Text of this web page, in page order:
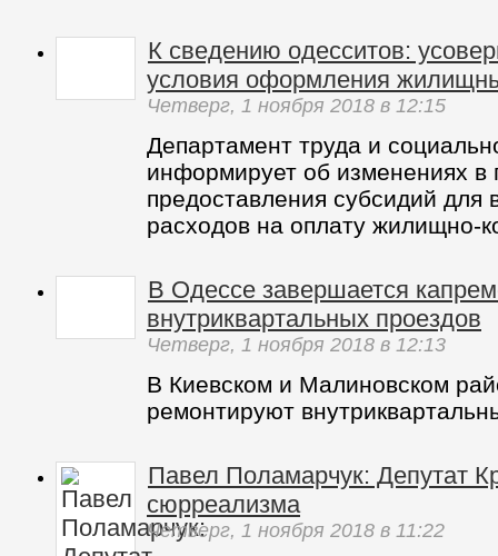
К сведению одесситов:
условия оформления
Четверг, 1 ноября 2018 в 12:15
Департамент труда и
информирует об изменениях в
предоставления субсидий для
расходов на оплату жилищно-
В Одессе завершается
внутриквартальных проездов
Четверг, 1 ноября 2018 в 12:13
В Киевском и Малиновском
ремонтируют
Павел Поламарчук: Депутат
сюрреализма
Четверг, 1 ноября 2018 в 11:22